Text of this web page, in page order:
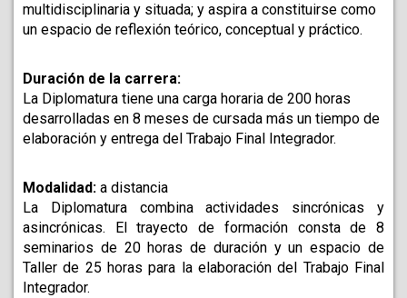
multidisciplinaria y situada; y aspira a constituirse como
un espacio de reflexión teórico, conceptual y práctico.
Duración de la carrera:
La Diplomatura tiene una carga horaria de 200 horas
desarrolladas en 8 meses de cursada más un tiempo de
elaboración y entrega del Trabajo Final Integrador.
Modalidad: a distancia
La Diplomatura combina actividades sincrónicas y
asincrónicas. El trayecto de formación consta de 8
seminarios de 20 horas de duración y un espacio de
Taller de 25 horas para la elaboración del Trabajo Final
Integrador.